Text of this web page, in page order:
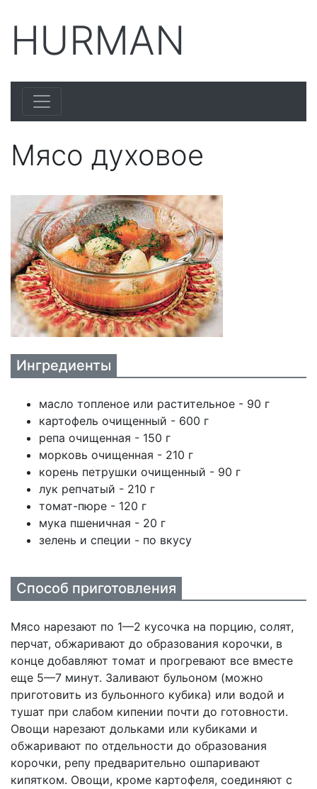
HURMAN
Мясо духовое
Ингредиенты
масло топленое или растительное - 90 г
картофель очищенный - 600 г
репа очищенная - 150 г
морковь очищенная - 210 г
корень петрушки очищенный - 90 г
лук репчатый - 210 г
томат-пюре - 120 г
мука пшеничная - 20 г
зелень и специи - по вкусу
Способ приготовления
Мясо нарезают по 1—2 кусочка на порцию, солят,
перчат, обжаривают до образования корочки, в
конце добавляют томат и прогревают все вместе
еще 5—7 минут. Заливают бульоном (можно
приготовить из бульонного кубика) или водой и
тушат при слабом кипении почти до готовности.
Овощи нарезают дольками или кубиками и
обжаривают по отдельности до образования
корочки, репу предварительно ошпаривают
кипятком. Овощи, кроме картофеля, соединяют с